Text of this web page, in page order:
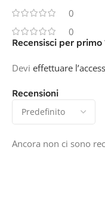
0
0
Recensioni
Ancora non ci sono
Recensisci per primo
Devi effettuare